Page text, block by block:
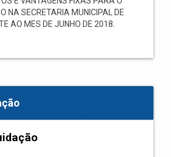
NA SECRETARIA MUNICIPAL DE
AO MES DE JUNHO DE 2018.